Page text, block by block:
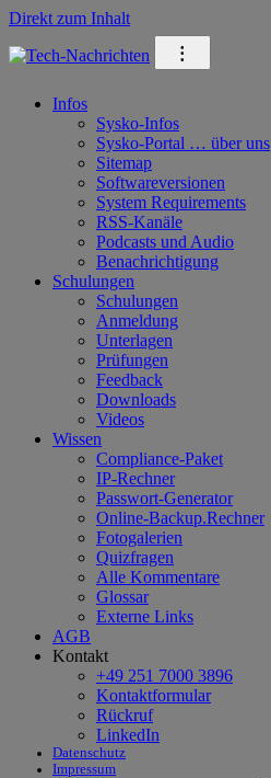
Direkt zum Inhalt
⁝
Infos
Sysko-Infos
Sysko-Portal … über uns
Sitemap
Softwareversionen
System Requirements
RSS-Kanäle
Podcasts und Audio
Benachrichtigung
Schulungen
Schulungen
Anmeldung
Unterlagen
Prüfungen
Feedback
Downloads
Videos
Wissen
Compliance-Paket
IP-Rechner
Passwort-Generator
Online-Backup.Rechner
Fotogalerien
Quizfragen
Alle Kommentare
Glossar
Externe Links
AGB
Kontakt
+49 251 7000 3896
Kontaktformular
Rückruf
LinkedIn
Datenschutz
Impressum